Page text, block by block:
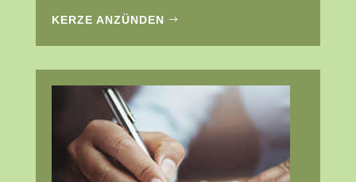
KERZE ANZÜNDEN